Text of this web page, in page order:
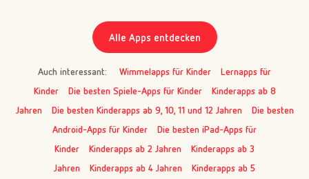
Alle Apps entdecken
Auch interessant: Wimmelapps für Kinder
Lernapps für
Kinder
Die besten Spiele-Apps für Kinder
Kinderapps ab 8
Jahren
Die besten Kinderapps ab 9, 10, 11 und 12 Jahren
Die besten
Android-Apps für Kinder
Die besten iPad-Apps für
Kinder
Kinderapps ab 2 Jahren
Kinderapps ab 3
Jahren
Kinderapps ab 4 Jahren
Kinderapps ab 5